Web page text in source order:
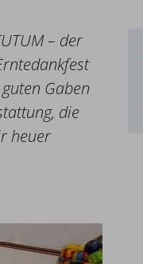
– der
Gaben
die
heuer